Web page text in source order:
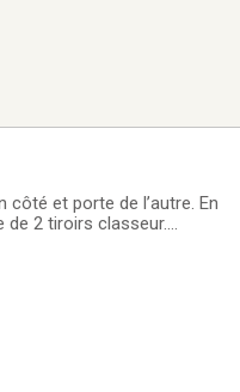
et porte de l’autre. En
de 2 tiroirs classeur.